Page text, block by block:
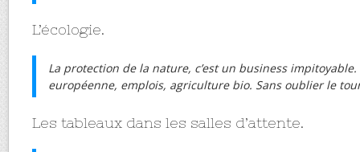
L’écologie.
La protection de la nature, c’est un business impitoyable.
européenne, emplois, agriculture bio. Sans oublier le
Les tableaux dans les salles d’attente.